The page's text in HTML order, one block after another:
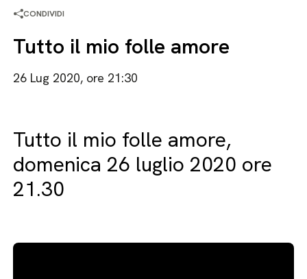
CONDIVIDI
Tutto il mio folle amore
26 Lug 2020, ore 21:30
Tutto il mio folle amore,
domenica 26 luglio 2020 ore
21.30